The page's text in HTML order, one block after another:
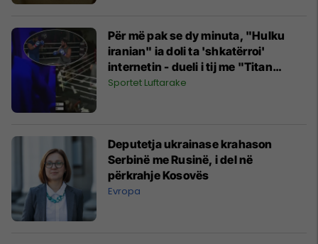
Për më pak se dy minuta, "Hulku
iranian" ia doli ta 'shkatërroi'
internetin - dueli i tij me "Titan
Kazak", i shëmtuar
Sportet Luftarake
Deputetja ukrainase krahason
Serbinë me Rusinë, i del në
përkrahje Kosovës
Evropa